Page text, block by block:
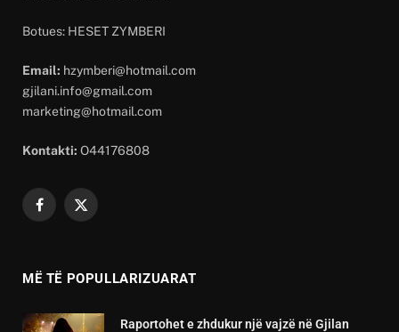
Botues: HESET ZYMBERI
Email: hzymberi@hotmail.com
gjilani.info@gmail.com
marketing@hotmail.com
Kontakti: O44176808
Facebook
X
MË TË POPULLARIZUARAT
Raportohet e zhdukur një vajzë në Gjilan